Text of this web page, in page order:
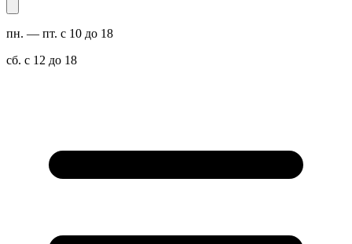
пн. — пт. с 10 до 18
сб. с 12 до 18